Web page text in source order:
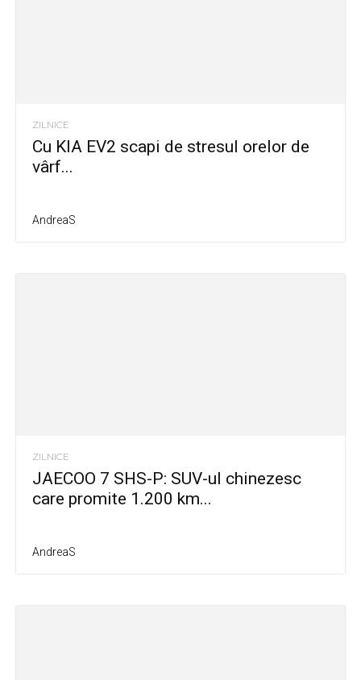
ZILNICE
Cu KIA EV2 scapi de stresul orelor de
vârf...
AndreaS
ZILNICE
JAECOO 7 SHS-P: SUV-ul chinezesc
care promite 1.200 km...
AndreaS